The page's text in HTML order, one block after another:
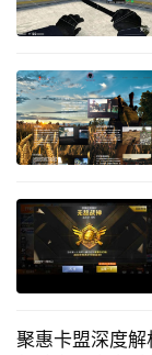
聚惠卡盟深度